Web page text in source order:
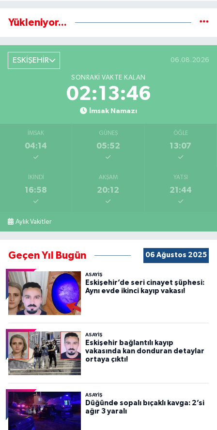
Yükleniyor...
ESKİŞEHİR 06.08.2026
SONRAKI VAKTE KALAN
02:13:46
İmsak Namazı
İMSAK
04:14
GÜNEŞ
05:52
ÖĞLE
13:07
İKINDI
16:58
AKŞAM
20:12
YATSI
21:44
Aylık Vakitler
Geçen Yıl Bugün 06 Ağustos 2025
ASAYİŞ
Eskişehir’de seri cinayet şüphesi:
Aynı evde ikinci kayıp vakası!
ASAYİŞ
Eskişehir bağlantılı kayıp
vakasında kan donduran detaylar
ortaya çıktı!
ASAYİŞ
Düğünde sopalı bıçaklı kavga: 2’si
ağır 3 yaralı